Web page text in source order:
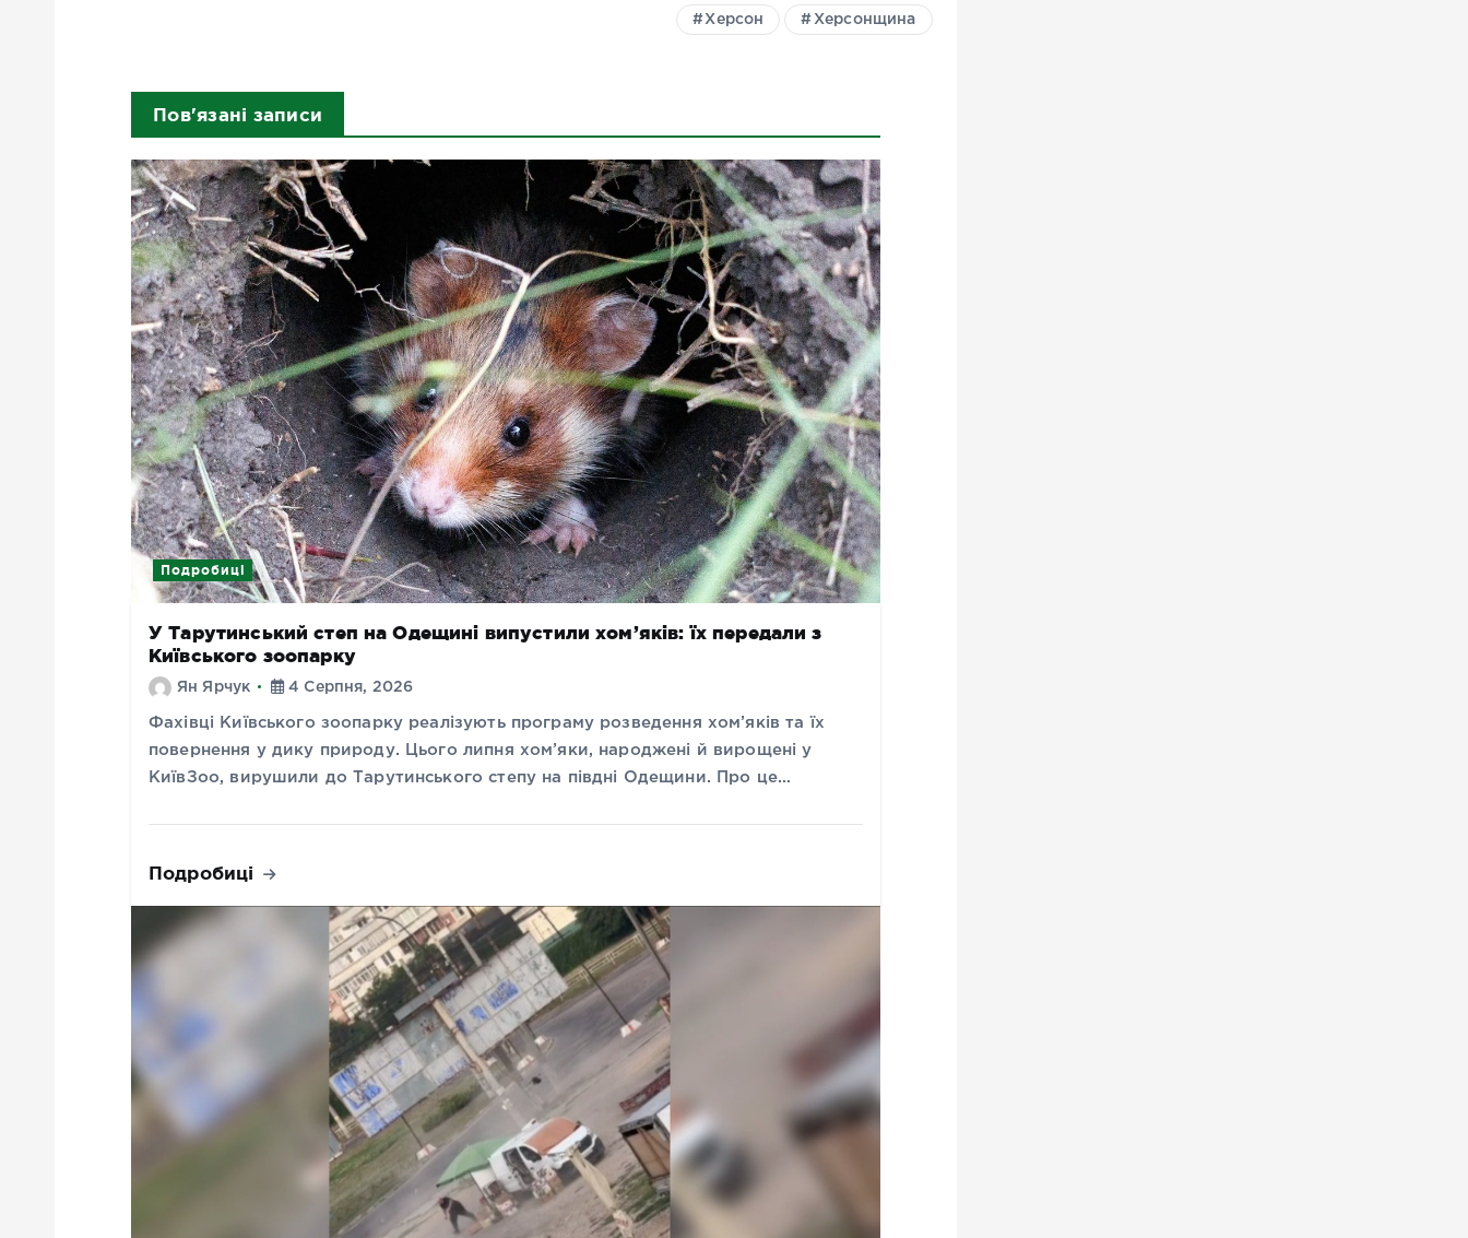
Херсон Херсонщина
Пов'язані записи
Подробиці
У Тарутинський степ на Одещині випустили хом’яків: їх передали з
Київського зоопарку
Ян Ярчук 4 Серпня, 2026
Фахівці Київського зоопарку реалізують програму розведення хом’яків та їх
повернення у дику природу. Цього липня хом’яки, народжені й вирощені у
КиївЗоо, вирушили до Тарутинського степу на півдні Одещини. Про це…
Подробиці